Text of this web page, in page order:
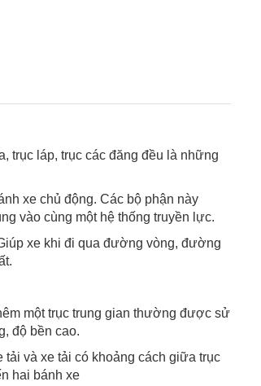
trục láp, trục các đăng đều là những
xe chủ động. Các bộ phận này
vào cùng một hệ thống truyền lực.
xe khi đi qua đường vòng, đường
một trục trung gian thường được sử
độ bền cao.
và xe tải có khoảng cách giữa trục
hai bánh xe